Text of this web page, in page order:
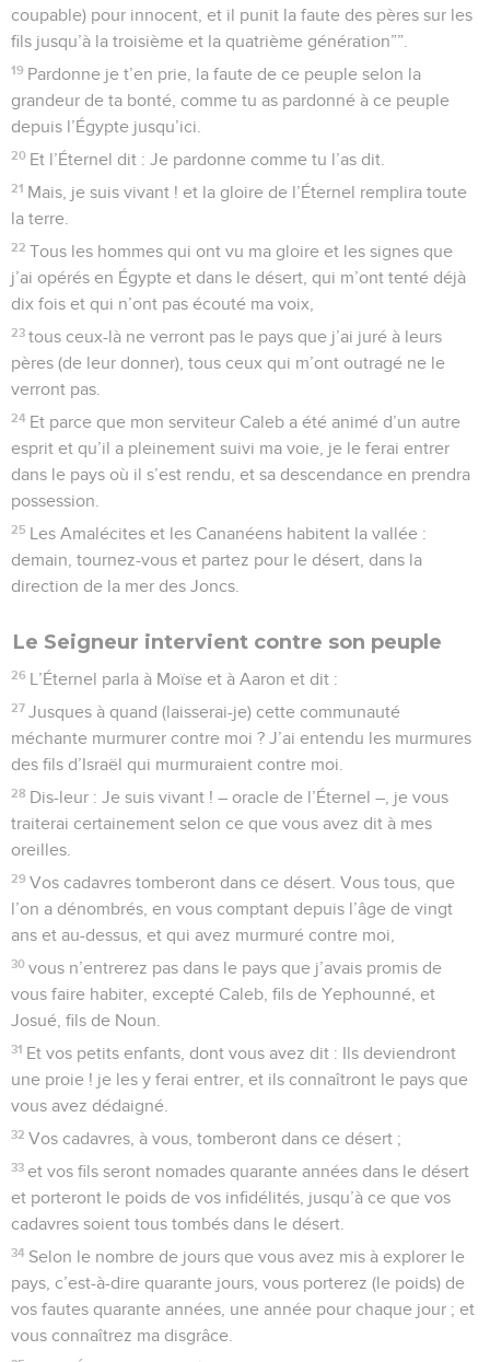
coupable) pour innocent, et il punit la faute des pères sur les
fils jusqu’à la troisième et la quatrième génération””.
19 Pardonne je t’en prie, la faute de ce peuple selon la
grandeur de ta bonté, comme tu as pardonné à ce peuple
depuis l’Égypte jusqu’ici.
20 Et l’Éternel dit : Je pardonne comme tu l’as dit.
21 Mais, je suis vivant ! et la gloire de l’Éternel remplira toute
la terre.
22 Tous les hommes qui ont vu ma gloire et les signes que
j’ai opérés en Égypte et dans le désert, qui m’ont tenté déjà
dix fois et qui n’ont pas écouté ma voix,
23 tous ceux-là ne verront pas le pays que j’ai juré à leurs
pères (de leur donner), tous ceux qui m’ont outragé ne le
verront pas.
24 Et parce que mon serviteur Caleb a été animé d’un autre
esprit et qu’il a pleinement suivi ma voie, je le ferai entrer
dans le pays où il s’est rendu, et sa descendance en prendra
possession.
25 Les Amalécites et les Cananéens habitent la vallée :
demain, tournez-vous et partez pour le désert, dans la
direction de la mer des Joncs.
Le Seigneur intervient contre son peuple
26 L’Éternel parla à Moïse et à Aaron et dit :
27 Jusques à quand (laisserai-je) cette communauté
méchante murmurer contre moi ? J’ai entendu les murmures
des fils d’Israël qui murmuraient contre moi.
28 Dis-leur : Je suis vivant ! – oracle de l’Éternel –, je vous
traiterai certainement selon ce que vous avez dit à mes
oreilles.
29 Vos cadavres tomberont dans ce désert. Vous tous, que
l’on a dénombrés, en vous comptant depuis l’âge de vingt
ans et au-dessus, et qui avez murmuré contre moi,
30 vous n’entrerez pas dans le pays que j’avais promis de
vous faire habiter, excepté Caleb, fils de Yephounné, et
Josué, fils de Noun.
31 Et vos petits enfants, dont vous avez dit : Ils deviendront
une proie ! je les y ferai entrer, et ils connaîtront le pays que
vous avez dédaigné.
32 Vos cadavres, à vous, tomberont dans ce désert ;
33 et vos fils seront nomades quarante années dans le désert
et porteront le poids de vos infidélités, jusqu’à ce que vos
cadavres soient tous tombés dans le désert.
34 Selon le nombre de jours que vous avez mis à explorer le
pays, c’est-à-dire quarante jours, vous porterez (le poids) de
vos fautes quarante années, une année pour chaque jour ; et
vous connaîtrez ma disgrâce.